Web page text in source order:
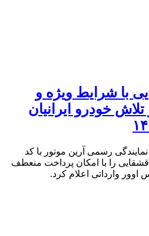
با شرایط ویژه و
خودرو ایرانیان
رسمی آرین موتور با کد
قشقایی را با امکان پرداخت منعطف
اوور وارداتی اعلام کرد.